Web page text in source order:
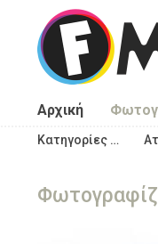
Παράκαμψη προς το κυρίως
Αρχική
Κατηγορίες …